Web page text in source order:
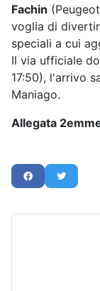
Fachin
voglia di
speciali a cui
Il via ufficiale
17:50), l'arrivo
Maniago.
Allegata